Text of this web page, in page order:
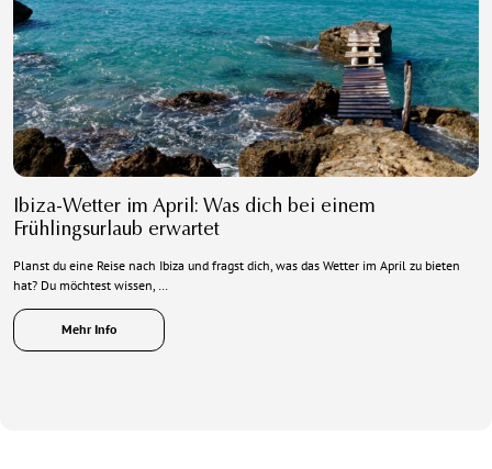
Ibiza-Wetter im April: Was dich bei einem
Frühlingsurlaub erwartet
Planst du eine Reise nach Ibiza und fragst dich, was das Wetter im April zu bieten
hat? Du möchtest wissen, …
Mehr Info